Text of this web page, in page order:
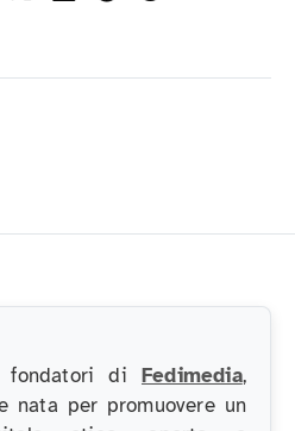
di Fedimedia,
nata per promuovere un